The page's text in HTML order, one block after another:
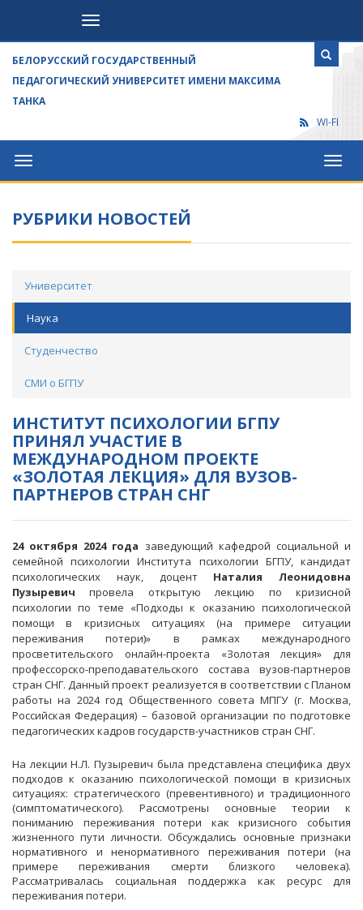
Посетителям
БЕЛОРУССКИЙ ГОСУДАРСТВЕННЫЙ
ПЕДАГОГИЧЕСКИЙ УНИВЕРСИТЕТ ИМЕНИ МАКСИМА
ТАНКА
WI-FI
Университет
РУБРИКИ НОВОСТЕЙ
Университет
Наука
Студенчество
СМИ о БГПУ
ИНСТИТУТ ПСИХОЛОГИИ БГПУ
ПРИНЯЛ УЧАСТИЕ В
МЕЖДУНАРОДНОМ ПРОЕКТЕ
«ЗОЛОТАЯ ЛЕКЦИЯ» ДЛЯ ВУЗОВ-
ПАРТНЕРОВ СТРАН СНГ
24 октября 2024 года заведующий кафедрой социальной и
семейной психологии Института психологии БГПУ, кандидат
психологических наук, доцент Наталия Леонидовна
Пузыревич провела открытую лекцию по кризисной
психологии по теме «Подходы к оказанию психологической
помощи в кризисных ситуациях (на примере ситуации
переживания потери)» в рамках международного
просветительского онлайн-проекта «Золотая лекция» для
профессорско-преподавательского состава вузов-партнеров
стран СНГ. Данный проект реализуется в соответствии с Планом
работы на 2024 год Общественного совета МПГУ (г. Москва,
Российская Федерация) – базовой организации по подготовке
педагогических кадров государств-участников стран СНГ.
На лекции Н.Л. Пузыревич была представлена специфика двух
подходов к оказанию психологической помощи в кризисных
ситуациях: стратегического (превентивного) и традиционного
(симптоматического). Рассмотрены основные теории к
пониманию переживания потери как кризисного события
жизненного пути личности. Обсуждались основные признаки
нормативного и ненормативного переживания потери (на
примере переживания смерти близкого человека).
Рассматривалась социальная поддержка как ресурс для
переживания потери.